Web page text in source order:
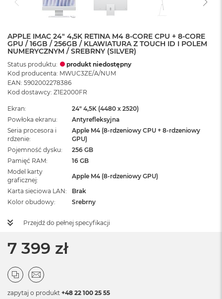
APPLE IMAC 24" 4,5K RETINA M4 8-CORE CPU + 8-CORE
GPU / 16GB / 256GB / KLAWIATURA Z TOUCH ID I POLEM
NUMERYCZNYM / SREBRNY (SILVER)
Status produktu:
produkt niedostępny
Kod producenta: MWUC3ZE/A/NUM
EAN: 5902002278386
Kod dostawcy: Z1E2000FR
Ekran
24" 4,5K (4480 x 2520)
Powłoka ekranu
Antyrefleksyjna
Seria procesora i
rdzenie
Apple M4 (8-rdzeniowy CPU + 8-rdzeniowy
GPU)
Pojemność dysku
256 GB
Pamięć RAM
16 GB
Model karty
graficznej
Apple M4 (8-rdzeniowy GPU)
Karta sieciowa LAN
Brak
Kolor obudowy
Srebrny
Przejdź do pełnej specyfikacji
7 399 zł
zapytaj o produkt +48 22 100 25 55